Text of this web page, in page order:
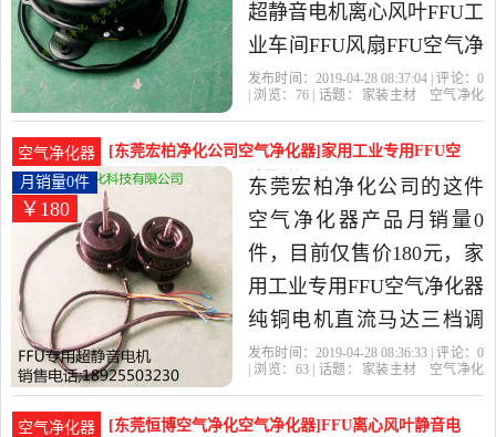
超静音电机离心风叶FFU工
业车间FFU风扇FFU空气净
化器专用叶轮是2019年东
主材当中性价比很高的空
气净化器，由广东 东莞发
货。
发布时间：2019-04-28 08:37:04 | 评论： 0
| 浏览： 76| 话题： 家装主材
空气净化
空气净化器
[东莞宏柏净化公司空气净化器]家用工业专用FFU空
气净化器纯铜电机月销量0件仅售180元
￥180
月销量0件
东莞宏柏净化公司的这件
空气净化器产品月销量0
件，目前仅售价180元，家
用工业专用FFU空气净化器
纯铜电机直流马达三档调
速 超静音电机是2019年东
主材当中性价比很高的空
发布时间：2019-04-28 08:36:33 | 评论： 0
| 浏览： 63| 话题： 家装主材
空气净化
空气净化器
[东莞恒博空气净化空气净化器]FFU离心风叶静音电